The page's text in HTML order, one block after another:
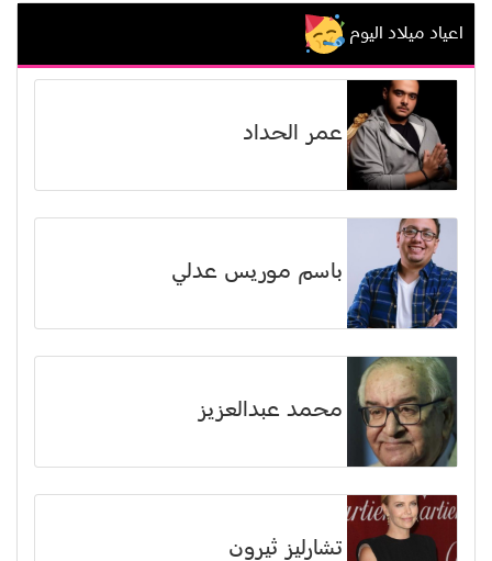
اعياد ميلاد اليوم
عمر الحداد
باسم موريس عدلي
محمد عبدالعزيز
تشارليز ثيرون